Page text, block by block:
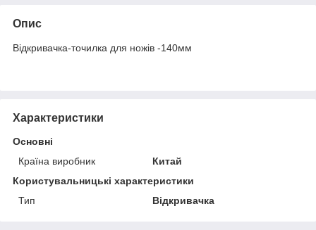
Опис
Відкривачка-точилка для ножів -140мм
Характеристики
Основні
Країна виробник
Китай
Користувальницькі характеристики
Тип
Відкривачка